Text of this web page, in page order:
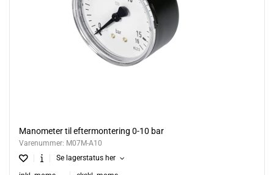
Manometer til eftermontering 0-10 bar
Varenummer: M07M-A10
Se lagerstatus her